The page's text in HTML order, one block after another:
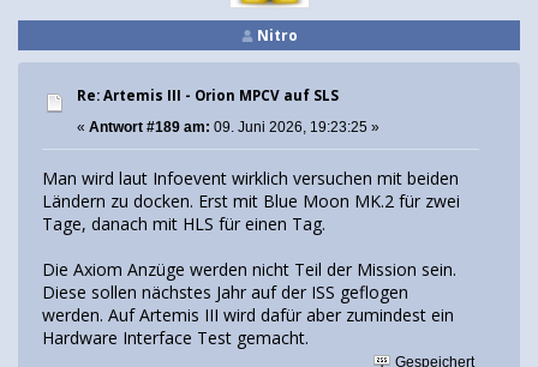
Nitro
Re: Artemis III - Orion MPCV auf SLS
« Antwort #189 am: 09. Juni 2026, 19:23:25 »
Man wird laut Infoevent wirklich versuchen mit beiden
Ländern zu docken. Erst mit Blue Moon MK.2 für zwei
Tage, danach mit HLS für einen Tag.
Die Axiom Anzüge werden nicht Teil der Mission sein.
Diese sollen nächstes Jahr auf der ISS geflogen
werden. Auf Artemis III wird dafür aber zumindest ein
Hardware Interface Test gemacht.
Gespeichert